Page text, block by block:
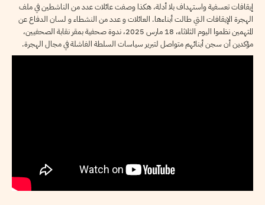
إيقافات تعسفية واستهداف بلا أدلة، هكذا وصفت عائلات عدد من الناشطين في ملف
الهجرة الإيقافات التي طالت أبناءها. العائلات و عدد من النشطاء و لسان الدفاع عن
المتهمين نظموا اليوم الثلاثاء، 18 مارس 2025، ندوة صحفية بمقر نقابة الصحفيين،
مؤكدين أن سجن أبنائهم متواصل لتبرير سياسات السلطة الفاشلة في مجال الهجرة.